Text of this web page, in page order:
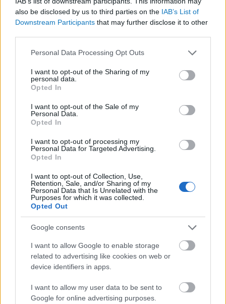
also be disclosed by us to third parties on the IAB’s List of
Downstream Participants that may further disclose it to other
Please note that this website/app uses one or more Google
not limited to your visit or usage behaviour. You may click to
grant or deny consent to Google and its third-party tags to
use your data for below specified purposes in below Google
consent section.
Personal Data Processing Opt Outs
I want to opt-out of the Sharing of my
personal data.
Opted In
I want to opt-out of the Sale of my
Personal Data.
Opted In
I want to opt-out of processing my
Personal Data for Targeted Advertising.
Opted In
I want to opt-out of Collection, Use,
Retention, Sale, and/or Sharing of my
Personal Data that Is Unrelated with the
Purposes for which it was collected.
Opted Out
Google consents
I want to allow Google to enable storage
related to advertising like cookies on web or
device identifiers in apps.
I want to allow my user data to be sent to
Google for online advertising purposes.
Közép-Mediterrán útvonal, A Darién-régió és az
Indiai-óceáni út
A közlekedés mérföldkövei
A közlekedés mérföldkövei